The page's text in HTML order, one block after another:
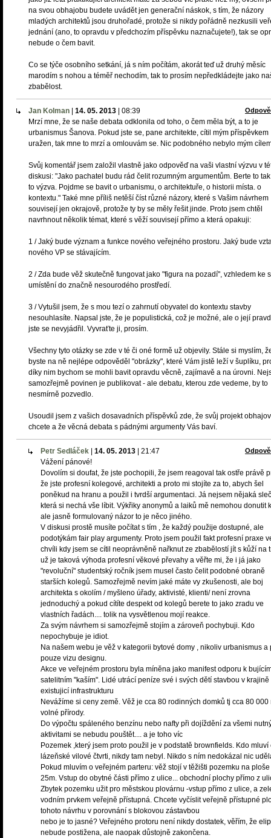
na svou obhajobu budete uvádět jen generační náskok, s tím, že názory
mladých architektů jsou druhořadé, protože si nikdy pořádně nezkusili
jednání (ano, to opravdu v předchozím příspěvku naznačujete!), tak se
nebude o čem bavit.
Co se týče osobního setkání, já s ním počítám, akorát teď už druhý měsíc
marodím s nohou a téměř nechodím, tak to prosím nepředkládejte jako
zbabělost.
Jan Kolman 14. 05. 2013 08:39
Mrzí mne, že se naše debata odklonila od toho, o čem měla být, a to je
urbanismus Šanova. Pokud jste se, pane architekte, cítil mým příspěvkem
uražen, tak mne to mrzí a omlouvám se. Nic podobného nebylo mým
Svůj komentář jsem založil vlastně jako odpověď na vaši vlastní výzvu v
diskusi: "Jako pachatel budu rád čelit rozumným argumentům. Berte to
to výzva. Pojdme se bavit o urbanismu, o architektuře, o historii místa. o
kontextu." Také mne příliš netěší číst různé názory, které s Vašim návrhem
souvisejí jen okrajově, protože ty by se měly řešit jinde. Proto jsem chtěl
navrhnout několik témat, které s věží souvisejí přímo a která opakuji:
1 / Jaký bude význam a funkce nového veřejného prostoru. Jaký bude
nového VP se stávajícím.
2 / Zda bude věž skutečně fungovat jako "figura na pozadí", vzhledem ke
umístění do značně nesourodého prostředí.
3 / Vytušil jsem, že s mou tezí o zahrnutí obyvatel do kontextu stavby
nesouhlasíte. Napsal jste, že je populistická, což je možné, ale o její
jste se nevyjádřil. Vyvraťte ji, prosím.
Všechny tyto otázky se zde v té či oné formě už objevily. Stále si myslím,
byste na ně nejlépe odpověděl "obrázky", které Vám jistě leží v šuplíku,
díky nim bychom se mohli bavit opravdu věcně, zajímavě a na úrovni.
samozřejmě povinen je publikovat - ale debatu, kterou zde vedeme, by to
nesmírně pozvedlo.
Usoudil jsem z vašich dosavadních příspěvků zde, že svůj projekt
chcete a že věcná debata s pádnými argumenty Vás baví.
Petr Sedláček 14. 05. 2013 21:47
Vážení pánové!
Dovolím si doufat, že jste pochopili, že jsem reagoval tak ostře právě
že jste profesní kolegové, architekti a proto mi stojíte za to, abych šel
poněkud na hranu a použil i tvrdší argumentaci. Já nejsem nějaká
která si nechá vše líbit. Výkřiky anonymů a laiků mě nemohou donutit
ale jasně formulovaný názor to je něco jiného.
V diskusi prostě musíte počítat s tím , že každý použije dostupné, ale
podotýkám fair play argumenty. Proto jsem použil fakt profesní praxe
chvíli kdy jsem se cítil neoprávněně nařknut ze zbabělostí jít s kůží na
už je taková výhoda profesní věkové převahy a věřte mi, že i já jako
"revoluční" studentský ročník jsem musel často čelit podobné obraně
starších kolegů. Samozřejmě nevím jaké máte vy zkušenosti, ale boj
architekta s okolím / myšleno úřady, aktivisté, klienti/ není zrovna
jednoduchý a pokud cítíte despekt od kolegů berete to jako zradu ve
vlastních řadách.... tolik na vysvětlenou mojí reakce.
Za svým návrhem si samozřejmě stojím a zároveň pochybuji. Kdo
nepochybuje je idiot.
Na našem webu je věž v kategorii bytové domy , nikoliv urbanismus a
pouze vizu designu.
Akce ve veřejném prostoru byla míněna jako manifest odporu k
satelitním "kaším". Lidé utrácí peníze své i svých dětí stavbou v krajině
existujicí infrastrukturu
Nevážíme si ceny země. Věž je cca 80 rodinných domků tj cca 80 000
volné přírody.
Do výpočtu spáleného benzínu nebo nafty při dojíždění za všemi
aktivitami se nebudu pouštět.... a je toho víc
Pozemek ,který jsem proto použil je v podstatě brownfields. Kdo mluví
lázeňské vilové čtvrti, nikdy tam nebyl. Nikdo s ním nedokázal nic
Pokud mluvím o veřejném parteru: věž stojí v těžišti pozemku na
25m. Vstup do obytné části přímo z ulice... obchodní plochy přímo z
Zbytek pozemku užit pro městskou plovárnu -vstup přímo z ulice, a
vodním prvkem veřejně přístupná. Chcete vyčíslit veřejně přístupné
tohoto návrhu v porovnání s blokovou zástavbou
nebo je to jasné? Veřejného protoru není nikdy dostatek, věřím, že
nebude postižena, ale naopak důstojně zakončena.